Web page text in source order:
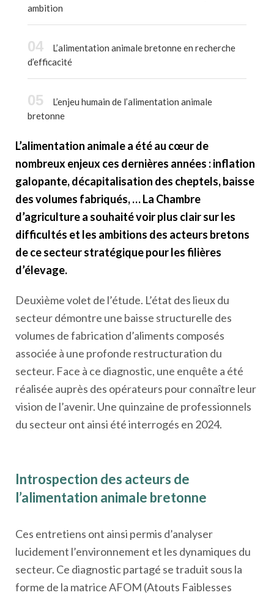
ambition
L’alimentation animale bretonne en recherche
d’efficacité
L’enjeu humain de l’alimentation animale
bretonne
L’alimentation animale a été au cœur de
nombreux enjeux ces dernières années : inflation
galopante, décapitalisation des cheptels, baisse
des volumes fabriqués, … La Chambre
d’agriculture a souhaité voir plus clair sur les
difficultés et les ambitions des acteurs bretons
de ce secteur stratégique pour les filières
d’élevage.
Deuxième volet de l’étude. L’état des lieux du
secteur démontre une baisse structurelle des
volumes de fabrication d’aliments composés
associée à une profonde restructuration du
secteur. Face à ce diagnostic, une enquête a été
réalisée auprès des opérateurs pour connaître leur
vision de l’avenir. Une quinzaine de professionnels
du secteur ont ainsi été interrogés en 2024.
Introspection des acteurs de
l’alimentation animale bretonne
Ces entretiens ont ainsi permis d’analyser
lucidement l’environnement et les dynamiques du
secteur. Ce diagnostic partagé se traduit sous la
forme de la matrice AFOM (Atouts Faiblesses